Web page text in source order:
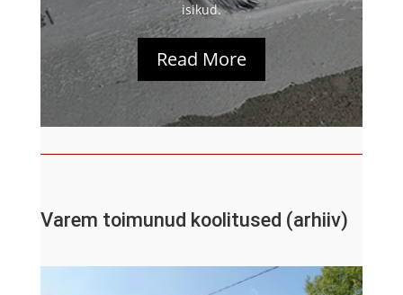
isikud.
Read More
Varem toimunud koolitused (arhiiv)